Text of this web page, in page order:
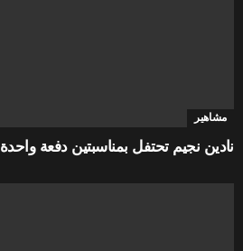
مشاهير
نادين نجيم تحتفل بمناسبتين دفعة واحدة